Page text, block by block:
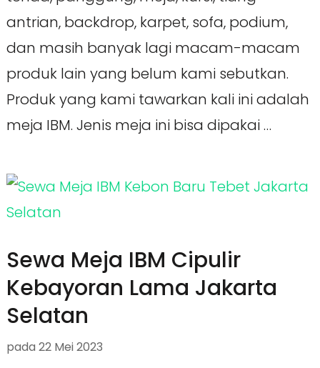
antrian, backdrop, karpet, sofa, podium,
dan masih banyak lagi macam-macam
produk lain yang belum kami sebutkan.
Produk yang kami tawarkan kali ini adalah
meja IBM. Jenis meja ini bisa dipakai …
Sewa Meja IBM Cipulir
Kebayoran Lama Jakarta
Selatan
pada 22 Mei 2023